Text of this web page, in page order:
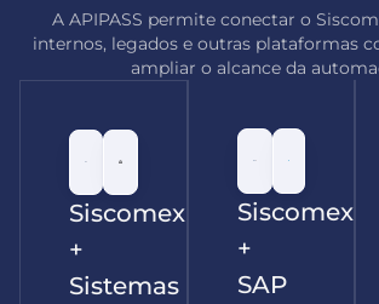
A APIPASS permite conectar o
internos, legados e outras plataformas
ampliar o alcance da
:
Siscomex
+
Sistemas
:
Siscomex
+
SAP